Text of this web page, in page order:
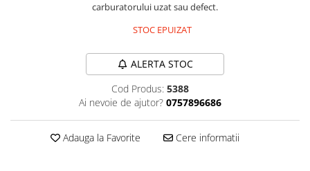
Manusi unica folosinta
Maturi, Mopuri si galeti
Decoratiuni casa & sarbatori
Accesorii decorative
carburatorului uzat sau defect.
STOC EPUIZAT
ALERTA STOC
Cod Produs: 5388
Ai nevoie de ajutor? 0757896686
Adauga la Favorite Cere informatii